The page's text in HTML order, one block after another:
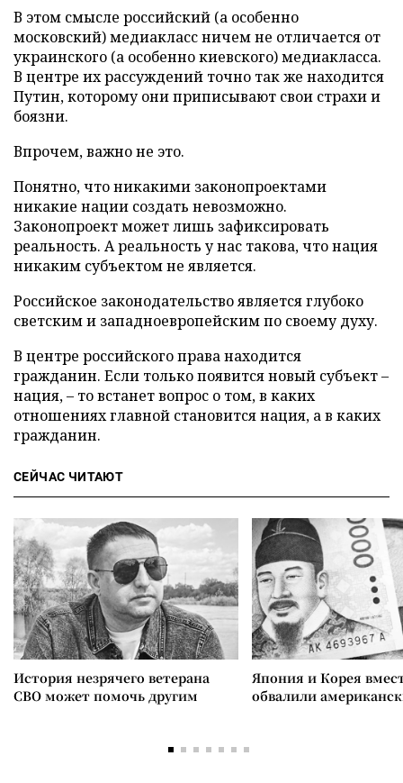
В этом смысле российский (а особенно
московский) медиакласс ничем не отличается от
украинского (а особенно киевского) медиакласса.
В центре их рассуждений точно так же находится
Путин, которому они приписывают свои страхи и
боязни.
Впрочем, важно не это.
Понятно, что никакими законопроектами
никакие нации создать невозможно.
Законопроект может лишь зафиксировать
реальность. А реальность у нас такова, что нация
никаким субъектом не является.
Российское законодательство является глубоко
светским и западноевропейским по своему духу.
В центре российского права находится
гражданин. Если только появится новый субъект –
нация, – то встанет вопрос о том, в каких
отношениях главной становится нация, а в каких
гражданин.
СЕЙЧАС ЧИТАЮТ
История незрячего ветерана
СВО может помочь другим
Япония и Корея
обвалили